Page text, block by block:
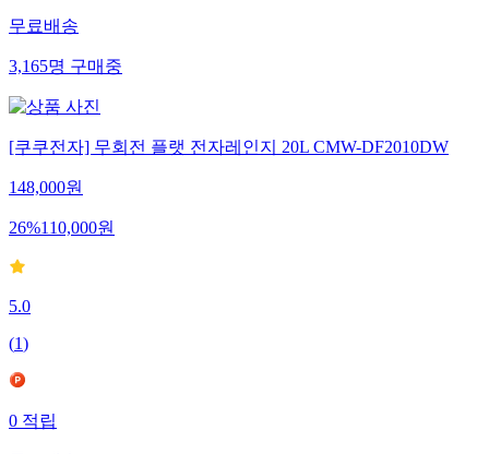
무료배송
3,165명구매중
[쿠쿠전자] 무회전 플랫 전자레인지 20L CMW-DF2010DW
148,000원
26%110,000원
5.0
(1)
0적립